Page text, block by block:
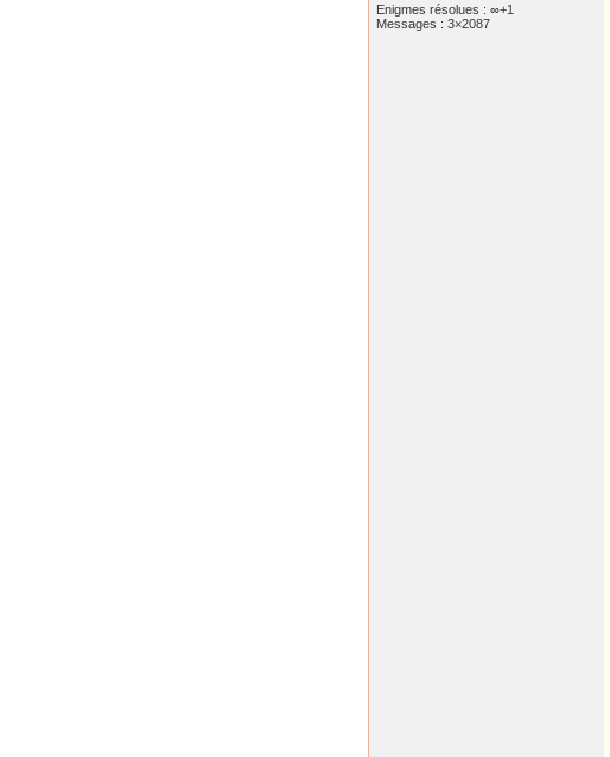
Enigmes résolues : ∞+1
Messages : 3×2087